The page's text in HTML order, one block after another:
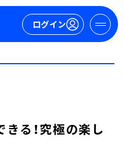
ログイン
る！究極の楽し